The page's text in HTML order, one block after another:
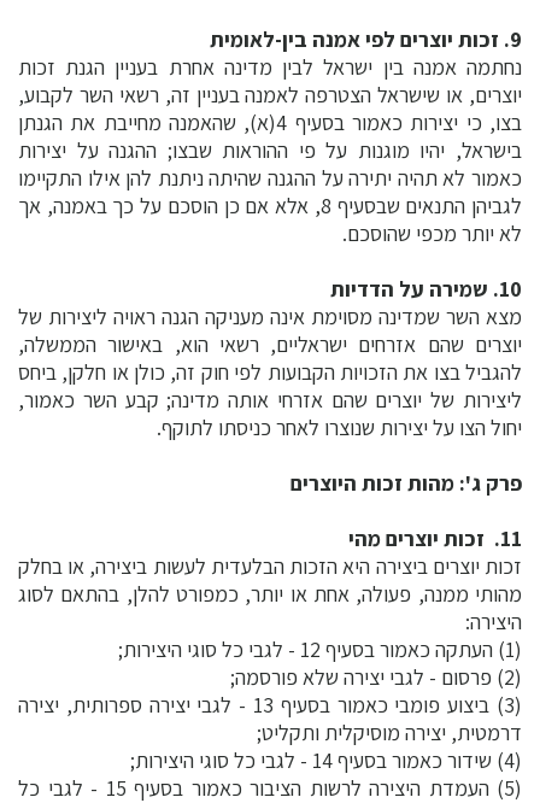
9. זכות יוצרים לפי אמנה בין-לאומית
נחתמה אמנה בין ישראל לבין מדינה אחרת בעניין הגנת זכות
יוצרים, או שישראל הצטרפה לאמנה בעניין זה, רשאי השר לקבוע,
בצו, כי יצירות כאמור בסעיף 4(א), שהאמנה מחייבת את הגנתן
בישראל, יהיו מוגנות על פי ההוראות שבצו; ההגנה על יצירות
כאמור לא תהיה יתירה על ההגנה שהיתה ניתנת להן אילו התקיימו
לגביהן התנאים שבסעיף 8, אלא אם כן הוסכם על כך באמנה, אך
לא יותר מכפי שהוסכם.
10. שמירה על הדדיות
מצא השר שמדינה מסוימת אינה מעניקה הגנה ראויה ליצירות של
יוצרים שהם אזרחים ישראליים, רשאי הוא, באישור הממשלה,
להגביל בצו את הזכויות הקבועות לפי חוק זה, כולן או חלקן, ביחס
ליצירות של יוצרים שהם אזרחי אותה מדינה; קבע השר כאמור,
יחול הצו על יצירות שנוצרו לאחר כניסתו לתוקף.
פרק ג': מהות זכות היוצרים
11. זכות יוצרים מהי
זכות יוצרים ביצירה היא הזכות הבלעדית לעשות ביצירה, או בחלק
מהותי ממנה, פעולה, אחת או יותר, כמפורט להלן, בהתאם לסוג
היצירה:
(1) העתקה כאמור בסעיף 12 - לגבי כל סוגי היצירות;
(2) פרסום - לגבי יצירה שלא פורסמה;
(3) ביצוע פומבי כאמור בסעיף 13 - לגבי יצירה ספרותית, יצירה
דרמטית, יצירה מוסיקלית ותקליט;
(4) שידור כאמור בסעיף 14 - לגבי כל סוגי היצירות;
(5) העמדת היצירה לרשות הציבור כאמור בסעיף 15 - לגבי כל